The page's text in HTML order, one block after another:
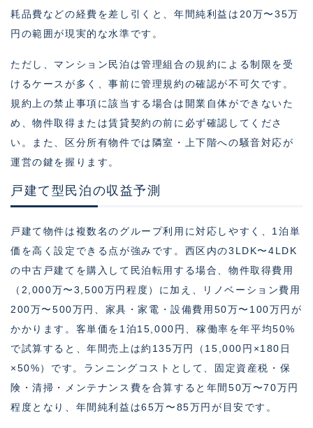
耗品費などの経費を差し引くと、年間純利益は20万〜35万
円の範囲が現実的な水準です。
ただし、マンション民泊は管理組合の規約による制限を受
けるケースが多く、事前に管理規約の確認が不可欠です。
規約上の禁止事項に該当する場合は開業自体ができないた
め、物件取得または賃貸契約の前に必ず確認してくださ
い。また、区分所有物件では隣室・上下階への騒音対応が
運営の鍵を握ります。
戸建て型民泊の収益予測
戸建て物件は複数名のグループ利用に対応しやすく、1泊単
価を高く設定できる点が強みです。西区内の3LDK〜4LDK
の中古戸建てを購入して民泊転用する場合、物件取得費用
（2,000万〜3,500万円程度）に加え、リノベーション費用
200万〜500万円、家具・家電・設備費用50万〜100万円が
かかります。客単価を1泊15,000円、稼働率を年平均50%
で試算すると、年間売上は約135万円（15,000円×180日
×50%）です。ランニングコストとして、固定資産税・保
険・清掃・メンテナンス費を合算すると年間50万〜70万円
程度となり、年間純利益は65万〜85万円が目安です。